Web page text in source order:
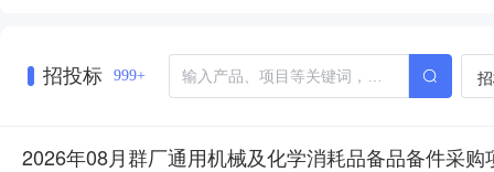
招投标 999+
2026年08月群厂通用机械及化学消耗品备品备件采购